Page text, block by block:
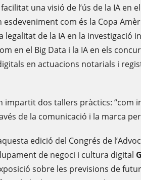
facilitat una visió de l’ús de la IA en
esdeveniment com és la Copa
legalitat de la IA en la investigació
en el Big Data i la IA en els
en actuacions notarials i
impartit dos tallers pràctics: “com
de la comunicació i la marca
edició del Congrés de
de negoci i cultura digital
sobre les previsions de